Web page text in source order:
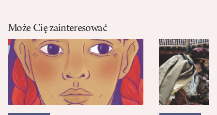
Może Cię zainteresować